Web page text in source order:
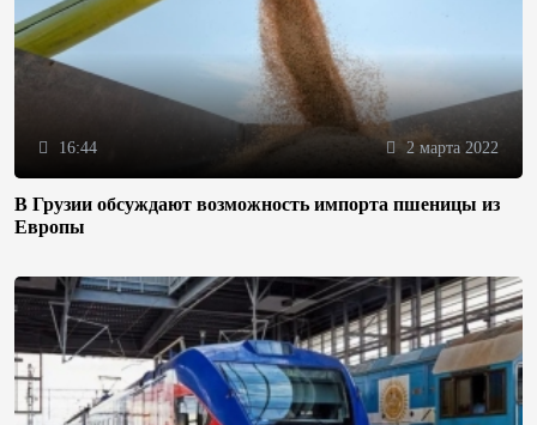
16:44 2 марта 2022
В Грузии обсуждают возможность импорта пшеницы из
Европы